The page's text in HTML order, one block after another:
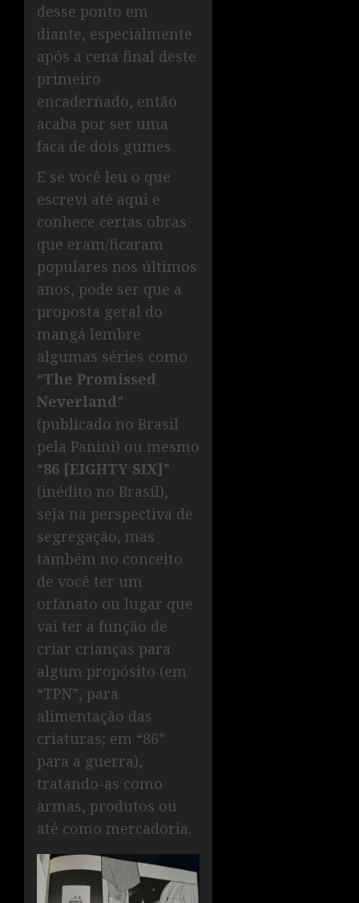
desse ponto em
diante, especialmente
após a cena final deste
primeiro
encadernado, então
acaba por ser uma
faca de dois gumes.
E se você leu o que
escrevi até aqui e
conhece certas obras
que eram/ficaram
populares nos últimos
anos, pode ser que a
proposta geral do
mangá lembre
algumas séries como
“The Promissed
Neverland”
(publicado no Brasil
pela Panini) ou mesmo
“86 [EIGHTY SIX]”
(inédito no Brasil),
seja na perspectiva de
segregação, mas
também no conceito
de você ter um
orfanato ou lugar que
vai ter a função de
criar crianças para
algum propósito (em
“TPN”, para
alimentação das
criaturas; em “86”
para a guerra),
tratando-as como
armas, produtos ou
até como mercadoria.